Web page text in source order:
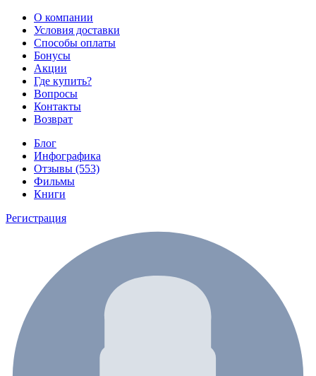
О компании
Условия доставки
Способы оплаты
Бонусы
Акции
Где купить?
Вопросы
Контакты
Возврат
Блог
Инфографика
Отзывы (553)
Фильмы
Книги
Регистрация